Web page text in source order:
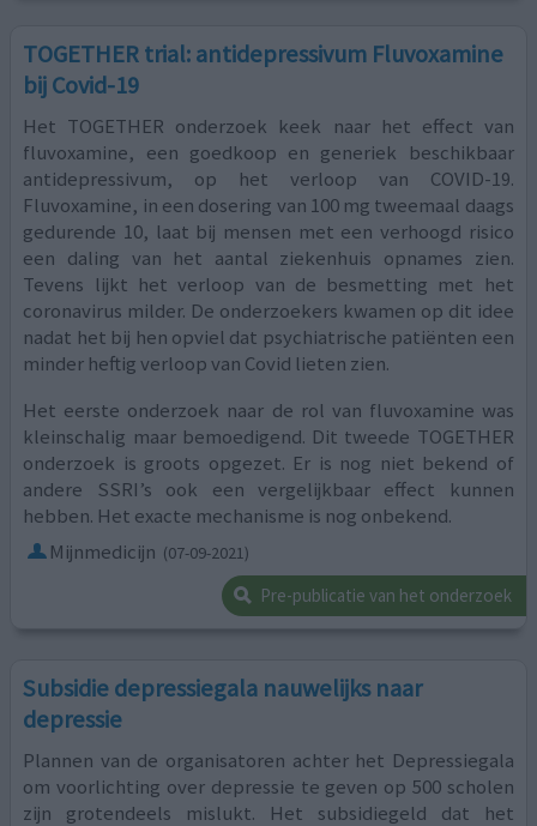
TOGETHER trial: antidepressivum Fluvoxamine
bij Covid-19
Het TOGETHER onderzoek keek naar het effect van
fluvoxamine, een goedkoop en generiek beschikbaar
antidepressivum, op het verloop van COVID-19.
Fluvoxamine, in een dosering van 100 mg tweemaal daags
gedurende 10, laat bij mensen met een verhoogd risico
een daling van het aantal ziekenhuis opnames zien.
Tevens lijkt het verloop van de besmetting met het
coronavirus milder. De onderzoekers kwamen op dit idee
nadat het bij hen opviel dat psychiatrische patiënten een
minder heftig verloop van Covid lieten zien.
Het eerste onderzoek naar de rol van fluvoxamine was
kleinschalig maar bemoedigend. Dit tweede TOGETHER
onderzoek is groots opgezet. Er is nog niet bekend of
andere SSRI’s ook een vergelijkbaar effect kunnen
hebben. Het exacte mechanisme is nog onbekend.
Mijnmedicijn (07-09-2021)
Pre-publicatie van het onderzoek
Subsidie depressiegala nauwelijks naar
depressie
Plannen van de organisatoren achter het Depressiegala
om voorlichting over depressie te geven op 500 scholen
zijn grotendeels mislukt. Het subsidiegeld dat het